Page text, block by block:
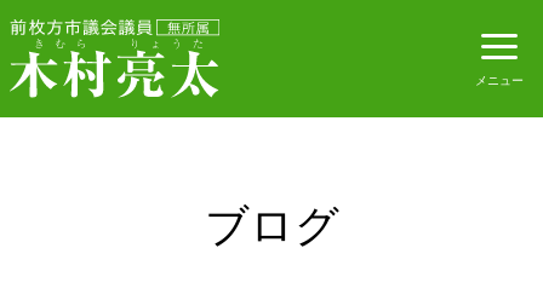
ブログ